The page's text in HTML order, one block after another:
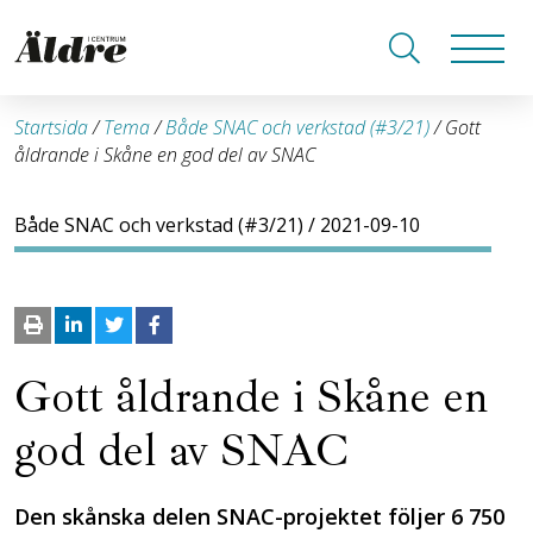
Startsida/Tema/Både SNAC och verkstad (#3/21)/Gott
åldrande i Skåne en god del av SNAC
Både SNAC och verkstad (#3/21) / 2021-09-10
Gott åldrande i Skåne en
god del av SNAC
Den skånska delen SNAC-projektet följer 6 750